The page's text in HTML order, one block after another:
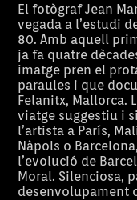
El fotògraf Jean
vegada a l’estudi
80. Amb aquell
ja fa quatre
imatge pren el
paraules i que
Felanitx, Mallorca.
viatge suggestiu i
l’artista a París,
Nàpols o
l’evolució de
Moral. Silenciosa,
desenvolupament